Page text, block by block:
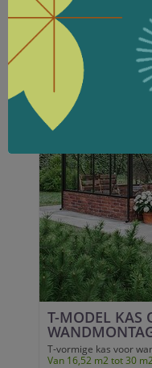
T-MODEL KAS
T-vormige kas voor
Van 16,52 m2 tot 30